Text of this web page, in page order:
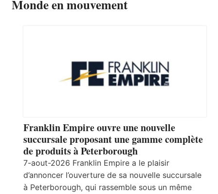
Monde en mouvement
Franklin Empire ouvre une nouvelle
succursale proposant une gamme complète
de produits à Peterborough
7-aout-2026 Franklin Empire a le plaisir
d’annoncer l’ouverture de sa nouvelle succursale
à Peterborough, qui rassemble sous un même